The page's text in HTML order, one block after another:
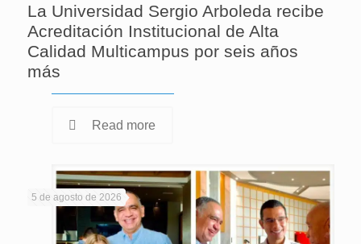
La Universidad Sergio Arboleda recibe
Acreditación Institucional de Alta
Calidad Multicampus por seis años
más
Read more
5 de agosto de 2026